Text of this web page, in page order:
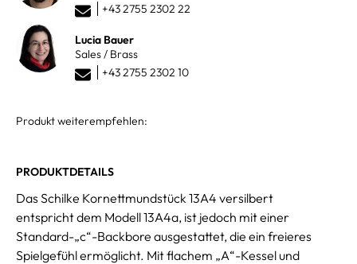
+43 2755 2302 22
Lucia Bauer
Sales / Brass
+43 2755 2302 10
Produkt weiterempfehlen:
PRODUKTDETAILS
Das Schilke Kornettmundstück 13A4 versilbert
entspricht dem Modell 13A4a, ist jedoch mit einer
Standard-„c“-Backbore ausgestattet, die ein freieres
Spielgefühl ermöglicht. Mit flachem „A“-Kessel und